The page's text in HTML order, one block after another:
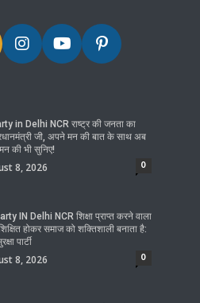
in Delhi NCR राष्ट्र की जनता का
जी, अपने मन की बात के साथ अब
की भी सुनिए!
8, 2026 0
IN Delhi NCR शिक्षा प्राप्त करने वाला
होकर समाज को शक्तिशाली बनाता है:
पार्टी
8, 2026 0